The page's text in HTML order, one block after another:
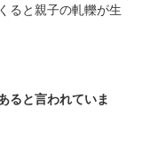
ると親子の軋轢が生
ると言われていま